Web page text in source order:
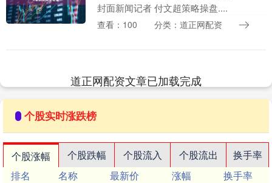
封面新闻记者 付文超策略操盘....
查看：100 分类：道正网配资
道正网配资文章已加载完成
个股实时涨跌榜
个股涨幅 个股跌幅 个股流入 个股流出
换手率
排名
名称 最新价 涨幅
换手率